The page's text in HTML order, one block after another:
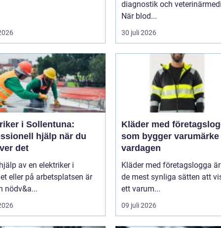
diagnostik och
När blod...
30 juli 2026
i Sollentuna:
hjälp när du
det
av en elektriker i
eller på arbetsplatsen är
nödv&a...
Kläder med
som bygger varumärke
vardagen
Kläder med företagslogga
de mest synliga sätten att
ett varum...
09 juli 2026